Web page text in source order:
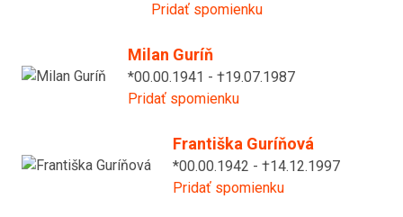
Pridať spomienku
Milan Guríň
*00.00.1941 - †19.07.1987
Pridať spomienku
Františka Guríňová
*00.00.1942 - †14.12.1997
Pridať spomienku